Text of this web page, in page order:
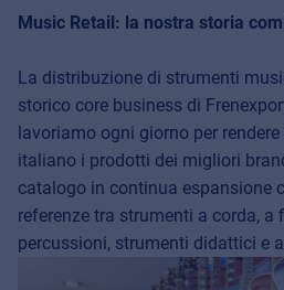
Music Retail: la nostra storia
La distribuzione di strumenti
storico core business di
lavoriamo ogni giorno per
italiano i prodotti dei migliori
catalogo in continua espansione
referenze tra strumenti a corda, a
percussioni, strumenti didattici e